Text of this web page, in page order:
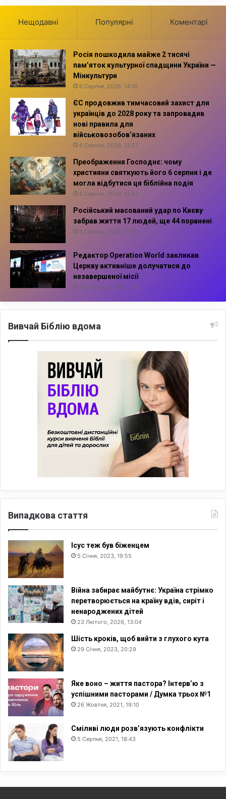
Нещодавні Популярні Коментарі
Росія пошкодила майже 2 тисячі
пам’яток культурної спадщини України —
Мінкультури
6 Серпня, 2026, 14:10
ЄС продовжив тимчасовий захист для
українців до 2028 року та запровадив
нові правила для
військовозобов’язаних
6 Серпня, 2026, 13:57
Преображення Господнє: чому
християни святкують його 6 серпня і де
могла відбутися ця біблійна подія
6 Серпня, 2026, 13:42
Російський масований удар по Києву
забрав життя 17 людей, ще 44 поранені
5 Серпня, 2026, 11:16
Редактор Operation World закликав
Церкву активніше долучатися до
незавершеної місії
5 Серпня, 2026, 10:14
Вивчай Біблію вдома
Випадкова стаття
Ісус теж був біженцем
5 Січня, 2023, 19:55
Війна забирає майбутнє: Україна стрімко
перетворюється на країну вдів, сиріт і
ненароджених дітей
23 Лютого, 2026, 13:04
Шість кроків, щоб вийти з глухого кута
29 Січня, 2023, 20:29
Яке воно – життя пастора? Інтерв’ю з
успішними пасторами / Думка трьох №1
26 Жовтня, 2021, 19:10
Сміливі люди розв’язують конфлікти
5 Серпня, 2021, 18:43